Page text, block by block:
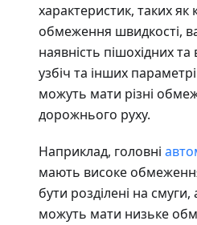
характеристик, таких як
обмеження швидкості,
наявність пішохідних
узбіч та інших
можуть мати різні
дорожнього руху.
Наприклад, головні
мають високе
бути розділені на смуги,
можуть мати низьке